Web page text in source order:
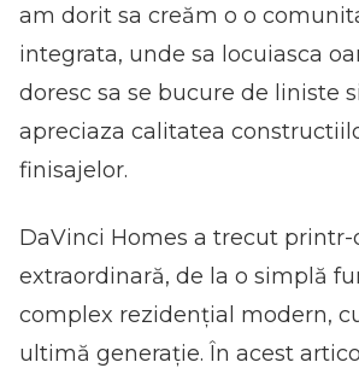
am dorit sa creăm o o
integrata, unde sa locuiasca
doresc sa se bucure de liniste
apreciaza calitatea
finisajelor.
DaVinci Homes a trecut
extraordinară, de la o simplă
complex rezidențial modern,
ultimă generație. În acest